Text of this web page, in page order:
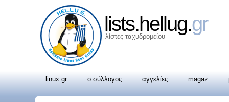
lists.hellug.gr
λίστες ταχυδρομείου
linux.gr ο σύλλογος αγγελίες magaz